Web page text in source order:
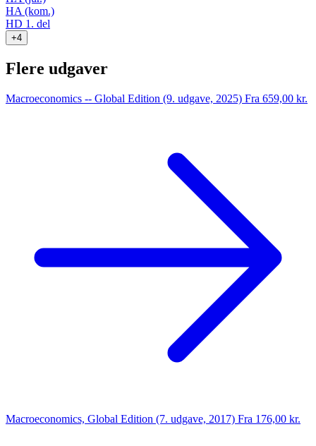
HA (kom.)
HD 1. del
+4
Flere udgaver
Macroeconomics -- Global Edition (9. udgave, 2025) Fra 659,00 kr.
Macroeconomics, Global Edition (7. udgave, 2017) Fra 176,00 kr.